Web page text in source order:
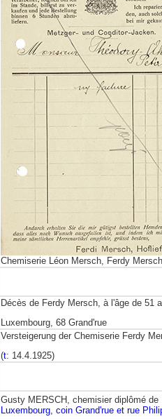
Chemiserie Léon Mersch, Ferdy
Décès de Ferdy Mersch, à l'âge de 51
Luxembourg, 68 Grand'rue
Versteigerung der Chemiserie Ferdy
(t: 14.4.1925)
Gusty MERSCH, chemisier diplômé de
Luxembourg, coin Grand'rue et rue